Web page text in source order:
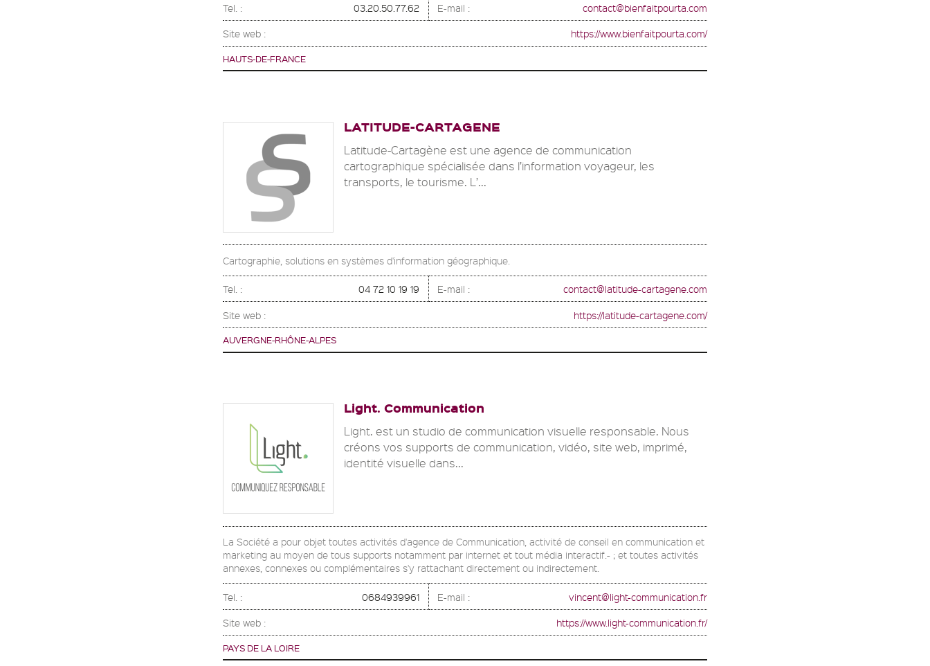
Tel. : 03.20.50.77.62 E-mail : contact@bienfaitpourta.com
Site web : https://www.bienfaitpourta.com/
HAUTS-DE-FRANCE
LATITUDE-CARTAGENE
Latitude-Cartagène est une agence de communication
cartographique spécialisée dans l’information voyageur, les
transports, le tourisme. L’...
Cartographie, solutions en systèmes d'information géographique.
Tel. : 04 72 10 19 19 E-mail : contact@latitude-cartagene.com
Site web : https://latitude-cartagene.com/
AUVERGNE-RHÔNE-ALPES
Light. Communication
Light. est un studio de communication visuelle responsable. Nous
créons vos supports de communication, vidéo, site web, imprimé,
identité visuelle dans...
La Société a pour objet toutes activités d'agence de Communication, activité de conseil en communication et
marketing au moyen de tous supports notamment par internet et tout média interactif.- ; et toutes activités
annexes, connexes ou complémentaires s'y rattachant directement ou indirectement.
Tel. : 0684939961 E-mail : vincent@light-communication.fr
Site web : https://www.light-communication.fr/
PAYS DE LA LOIRE